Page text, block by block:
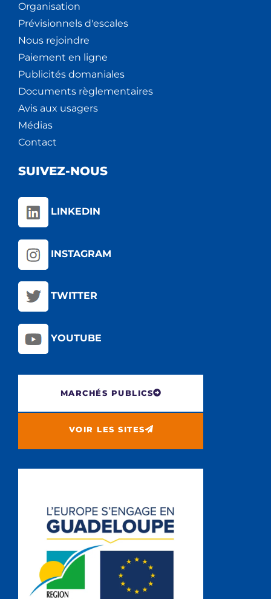
Organisation
Prévisionnels d'escales
Nous rejoindre
Paiement en ligne
Publicités domaniales
Documents règlementaires
Avis aux usagers
Médias
Contact
SUIVEZ-NOUS
LINKEDIN
INSTAGRAM
TWITTER
YOUTUBE
MARCHÉS PUBLICS
VOIR LES SITES